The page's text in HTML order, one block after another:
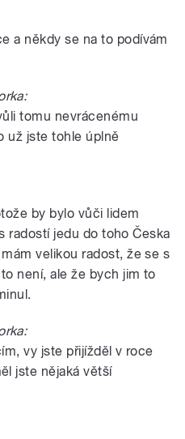
a někdy se na to podívám
tomu nevrácenému
už jste tohle úplně
by bylo vůči lidem
radostí jedu do toho Česka
velikou radost, že se s
není, ale že bych jim to
vy jste přijížděl v roce
jste nějaká větší